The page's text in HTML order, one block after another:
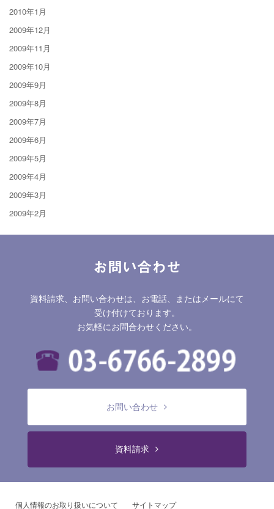
2010年1月
2009年12月
2009年11月
2009年10月
2009年9月
2009年8月
2009年7月
2009年6月
2009年5月
2009年4月
2009年3月
2009年2月
お問い合わせ
資料請求、お問い合わせは、お電話、またはメールにて
受け付けております。
お気軽にお問合わせください。
お問い合わせ
資料請求
個人情報のお取り扱いについて サイトマップ